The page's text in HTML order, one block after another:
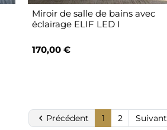
Miroir de salle de bains avec
éclairage ELIF LED I
170,00 €
 Précédent 1 2 Suivant